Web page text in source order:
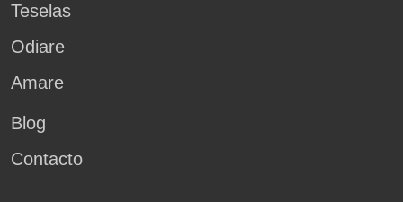
Teselas
Odiare
Amare
Blog
Contacto